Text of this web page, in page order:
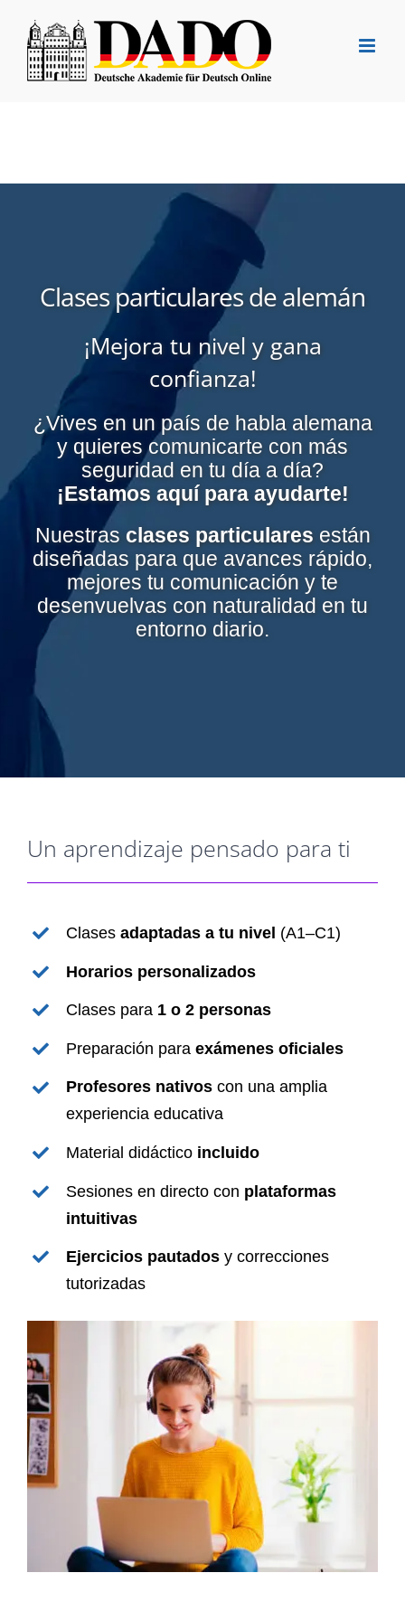
contenido
Clases particulares de alemán
¡Mejora tu nivel y gana
confianza!
¿Vives en un país de habla alemana
y quieres comunicarte con más
seguridad en tu día a día?
¡Estamos aquí para ayudarte!
Nuestras clases particulares están
diseñadas para que avances rápido,
mejores tu comunicación y te
desenvuelvas con naturalidad en tu
entorno diario.
Un aprendizaje pensado para ti
Clasesadaptadas a tu nivel (A1–C1)
Horarios personalizados
Clases para 1 o 2 personas
Preparación para exámenes oficiales
Profesores nativos con una amplia
experiencia educativa
Material didáctico incluido
Sesiones en directo con plataformas
intuitivas
Ejercicios pautados y correcciones
tutorizadas